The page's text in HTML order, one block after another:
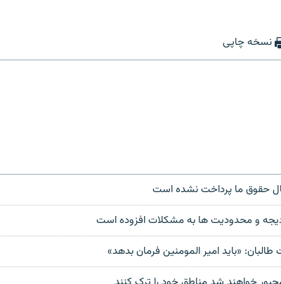
نسخه چاپی
سال حقوق ما پرداخت نشده است
و محدودیت ها به مشکلات افزوده است
«باید امیر المومنین فرمان بدهد»